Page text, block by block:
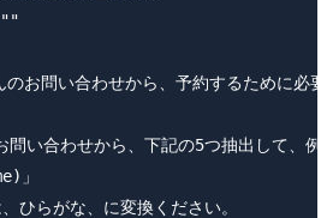
お問い合わせから、予約するために必
い合わせから、下記の5つ抽出して、
」
らがな、に変換ください。